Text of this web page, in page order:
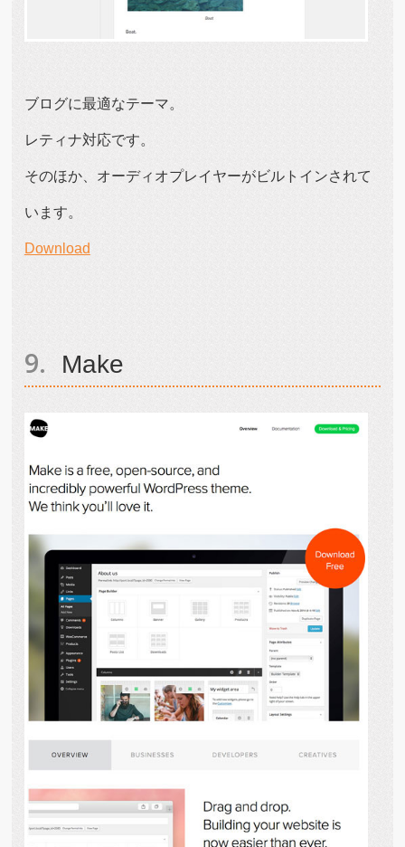
ブログに最適なテーマ。
レティナ対応です。
そのほか、オーディオプレイヤーがビルトインされて
います。
Download
Make